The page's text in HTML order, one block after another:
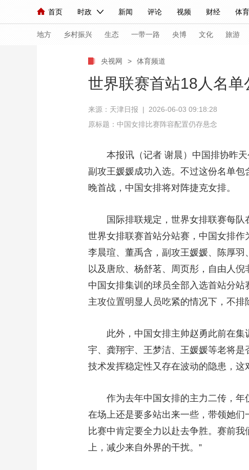
首页 时政 新闻 评论 视频 财经 体育
人民领袖习近平 联播+ 中国领导人 央视快评 习式妙语
直播 栏目大全 节目单 听音 微视频 主持人
海外频道 iPanda English Монгол
地方 乡村振兴 生态 一带一路 央博 文化 旅游
小央视频 小央直播 直播中国 熊猫频道
前线 比划 快看 蓝海中国 新兵请入
CCTV奥林匹克频道 生活体育大会 体育
大国展会 大国保险 云顶对话 云起
直播 节目单 栏目 片库
央视网 > 体育频道
世界联赛首站18人名
来源： 天津日报 | 2026-06-03 09:18:28
原标题：中国女排比赛阵容配置仍存悬念
本报讯（记者 谢晨）中国排协昨
副攻王媛媛成功入选。不过这份名单
晚首战，中国女排将对阵捷克女排。
国际排联规定，世界女排联赛每队
世界女排联赛首站分站赛，中国女排作
李晨瑄、董禹含，副攻王媛媛、陈厚
以及唐欣、杨舒茗、周页彤，自由人
中国女排集训的球员全部入选首站分
主攻位置明显人员吃紧的情况下，不排
此外，中国女排主帅赵勇此前在集
宇、龚翔宇、王梦洁、王媛媛等老将
技术发挥稳定性又存在波动的隐患，这
作为去年中国女排的主力二传，年仅
在场上还是要多站出来一些，带领她
比赛中肯定要全力以赴去争胜。赛前
上，减少来自外界的干扰。”